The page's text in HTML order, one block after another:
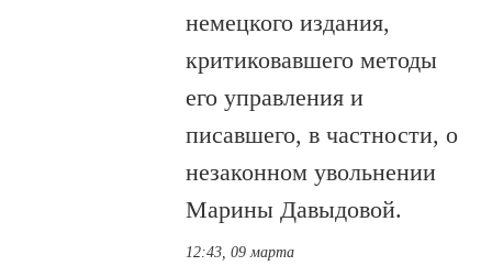
немецкого издания,
критиковавшего методы
его управления и
писавшего, в частности, о
незаконном увольнении
Марины Давыдовой.
12:43, 09 марта